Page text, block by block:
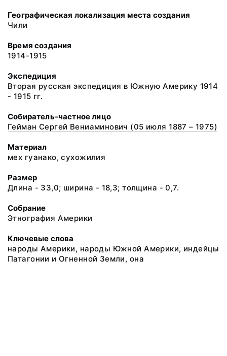
Географическая локализация места создания
Чили
Время создания
1914-1915
Экспедиция
Вторая русская экспедиция в Южную Америку 1914
- 1915 гг.
Собиратель-частное лицо
Гейман Сергей Вениаминович (05 июля 1887 – 1975)
Материал
мех гуанако, сухожилия
Размер
Длина - 33,0; ширина - 18,3; толщина - 0,7.
Собрание
Этнография Америки
Ключевые слова
народы Америки, народы Южной Америки, индейцы
Патагонии и Огненной Земли, она